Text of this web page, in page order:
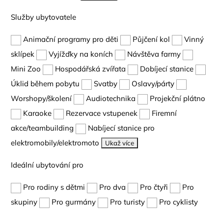
Služby ubytovatele
Animační programy pro děti Půjčení kol
Vinný
sklípek
Vyjížďky na koních
Návštěva farmy
Mini Zoo
Hospodářská zvířata
Dobíjecí stanice
Úklid během pobytu
Svatby
Oslavy/párty
Worshopy/školení
Audiotechnika
Projekční plátno
Karaoke
Rezervace vstupenek
Firemní
akce/teambuilding
Nabíjecí stanice pro
elektromobily/elektromoto
Ukaž více
Ideální ubytování pro
Pro rodiny s dětmi Pro dva Pro čtyři
Pro
skupiny
Pro gurmány Pro turisty Pro cyklisty